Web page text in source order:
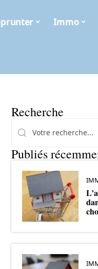
Immo
Recherche
Publiés